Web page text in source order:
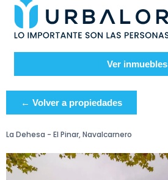
Ver inmuebles
← Volver a propiedades
La Dehesa - El Pinar, Navalcarnero